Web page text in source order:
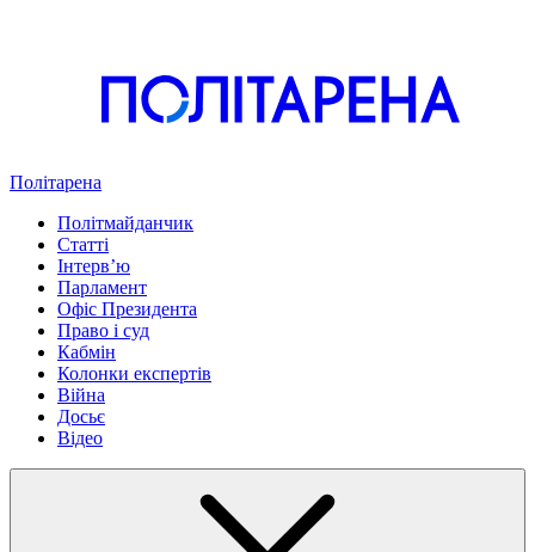
Політарена
Політмайданчик
Статті
Інтервʼю
Парламент
Офіс Президента
Право і суд
Кабмін
Колонки експертів
Війна
Досьє
Відео